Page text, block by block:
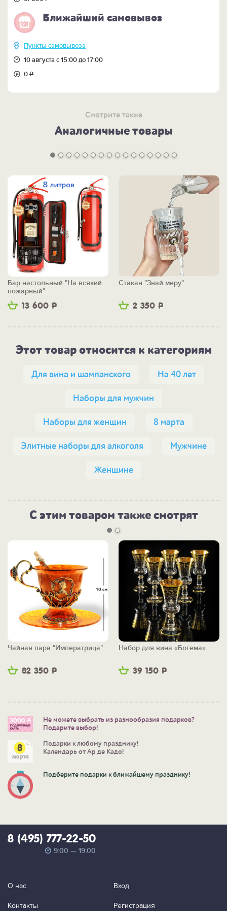
Ближайший самовывоз
Пункты самовывоза
10 августа с 15:00 до 17:00
0Р
Смотрите также
Аналогичные товары
13 600 Р
Бар настольный "На всякий
пожарный"
2 350 Р
Стакан "Знай меру"
Этот товар относится к категориям
Для вина и шампанского На 40 лет
Наборы для мужчин
Наборы для женщин 8 марта
Элитные наборы для алкоголя Мужчине
Женщине
С этим товаром также смотрят
82 350 Р
Чайная пара "Императрица"
39 150 Р
Набор для вина «Богема»
Не можете выбрать из разнообразия подарков?
Подарите выбор!
Подарки к любому празднику!
Календарь от Ар де Кадо!
Подберите подарки к ближайшему празднику!
8 (495) 777-22-50
9:00 — 19:00
О нас
Контакты
Вход
Регистрация